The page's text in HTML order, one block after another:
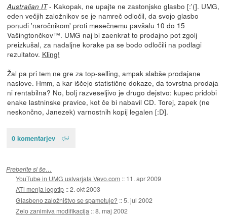
Australian IT- Kakopak, ne upajte ne zastonjsko glasbo [:'(]. UMG,
eden večjih založnikov se je namreč odločil, da svojo glasbo
ponudi 'naročnikom' proti mesečnemu pavšalu 10 do 15
Vašingtončkov™. UMG naj bi zaenkrat to prodajno pot zgolj
preizkušal, za nadaljne korake pa se bodo odločili na podlagi
rezultatov. Kling!
Žal pa pri tem ne gre za top-selling, ampak slabše prodajane
naslove. Hmm, a kar iščejo statistične dokaze, da tovrstna prodaja
ni rentabilna? No, bolj razveseljivo je drugo dejstvo: kupec pridobi
enake lastninske pravice, kot če bi nabavil CD. Torej, zapek (ne
neskončno, Janezek) varnostnih kopij legalen [:D].
0 komentarjev
Preberite si še…
YouTube in UMG ustvarjata Vevo.com :: 11. apr 2009
ATi menja logotip ::2. okt 2003
Glasbeno založništvo se spametuje? ::5. jul 2002
Zelo zanimiva modifikacija ::8. maj 2002